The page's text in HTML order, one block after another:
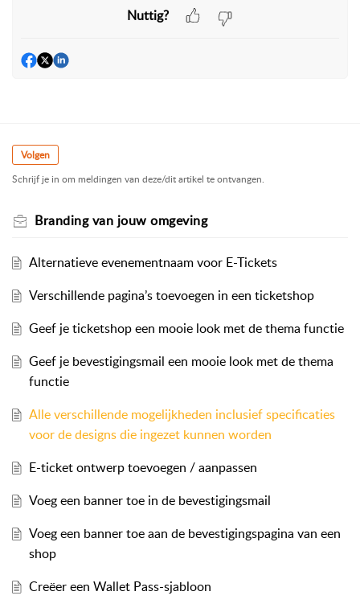
Nuttig?
Volgen
Schrijf je in om meldingen van deze/dit artikel te ontvangen.
Branding van jouw omgeving
Alternatieve evenementnaam voor E-Tickets
Verschillende pagina’s toevoegen in een ticketshop
Geef je ticketshop een mooie look met de thema functie
Geef je bevestigingsmail een mooie look met de thema
functie
Alle verschillende mogelijkheden inclusief specificaties
voor de designs die ingezet kunnen worden
E-ticket ontwerp toevoegen / aanpassen
Voeg een banner toe in de bevestigingsmail
Voeg een banner toe aan de bevestigingspagina van een
shop
Creëer een Wallet Pass-sjabloon